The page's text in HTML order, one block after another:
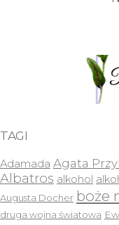
TAGI
Adamada Agata
Albatros alkohol
Augusta Docher boże
druga wojna światowa